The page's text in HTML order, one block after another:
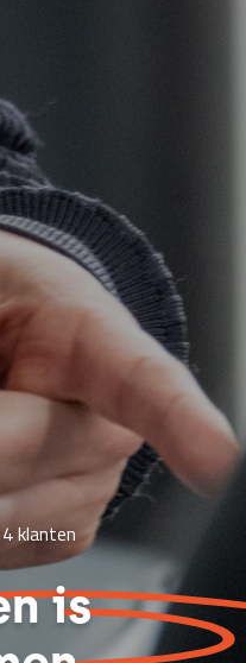
klanten
is